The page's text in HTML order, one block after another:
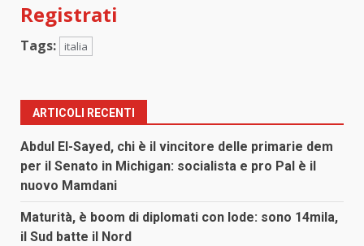
Registrati
Tags: italia
ARTICOLI RECENTI
Abdul El-Sayed, chi è il vincitore delle primarie dem
per il Senato in Michigan: socialista e pro Pal è il
nuovo Mamdani
Maturità, è boom di diplomati con lode: sono 14mila,
il Sud batte il Nord